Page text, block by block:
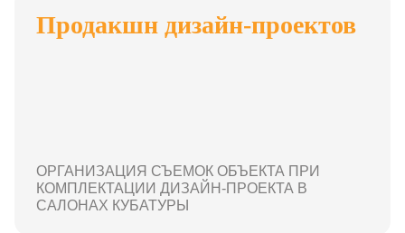
Продакшн дизайн-проектов
ОРГАНИЗАЦИЯ СЪЕМОК ОБЪЕКТА ПРИ
КОМПЛЕКТАЦИИ ДИЗАЙН-ПРОЕКТА В
САЛОНАХ КУБАТУРЫ